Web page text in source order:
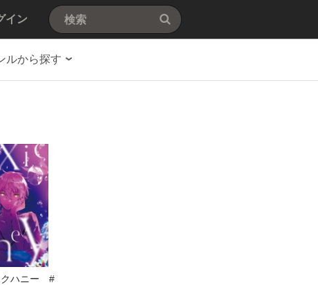
イン
ルから探す
クハニー #